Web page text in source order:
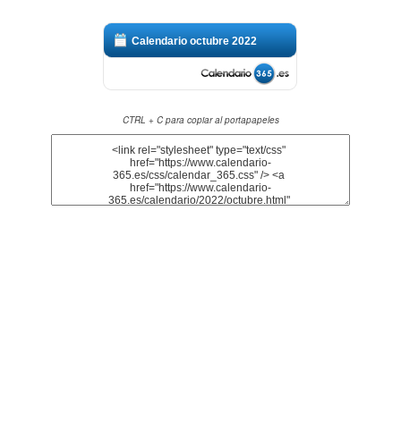
Calendario octubre 2022
CTRL + C para copiar al portapapeles